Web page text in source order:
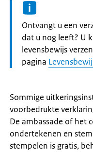
Informatie:
Ontvangt u een
dat u nog leeft? U
levensbewijs
pagina
Sommige
voorbedrukte
De ambassade of het
ondertekenen en
stempelen is gratis,